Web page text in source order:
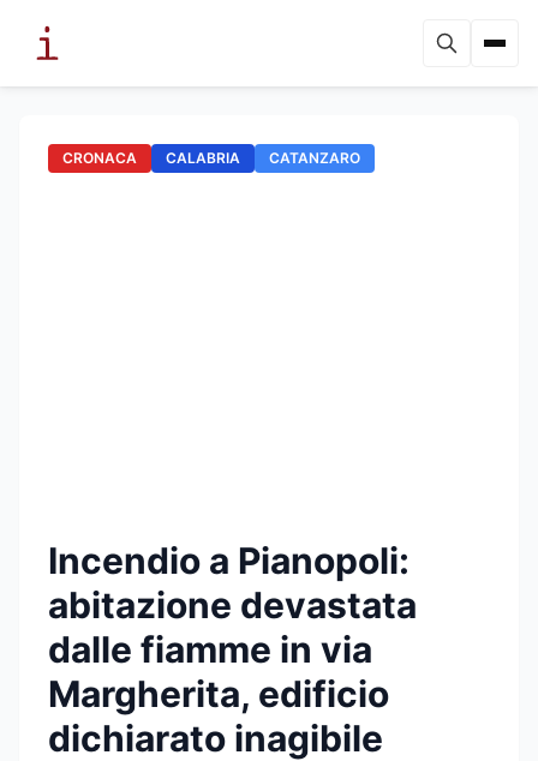
CRONACA CALABRIA CATANZARO
Incendio a Pianopoli:
abitazione devastata
dalle fiamme in via
Margherita, edificio
dichiarato inagibile